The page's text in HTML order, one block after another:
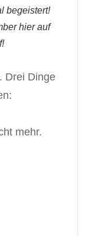
begeistert!
hier auf
Drei Dinge
mehr.